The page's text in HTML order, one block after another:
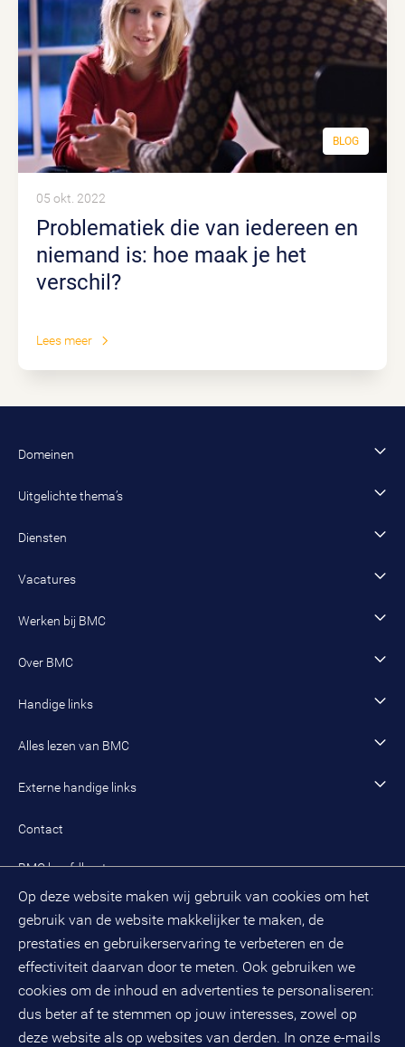
Op deze website maken wij gebruik van cookies om het
gebruik van de website makkelijker te maken, de
prestaties en gebruikerservaring te verbeteren en de
effectiviteit daarvan door te meten. Ook gebruiken we
cookies om de inhoud en advertenties te personaliseren:
dus beter af te stemmen op jouw interesses, zowel op
deze website als op websites van derden. In onze e-mails
BLOG
Problematiek die van iedereen en
niemand is: hoe maak je het
verschil?
05 okt. 2022
Lees meer
Domeinen
Financiën en control
Fysiek domein
Sociaal domein
Wonen en woningcorporaties
Uitgelichte thema’s
AIDiensten
Advies en onderzoek
Werving en selectie
Opleidingen
Vacatures
Vacature zoeken
Werken bij BMC
Werken als adviseur
Werken als managing consultant
Ons werk
Onze cultuur en organisatie
Over BMC
Onze organisatie
Handige links
Algemeen contact
Inloggen mijn BMC
Meest gestelde vragen mijn BMC
Evenementen
Alles lezen van BMC
Alle artikelen
Externe handige links
Public spirit
Contact
BMC hoofdkantoor
(033) 496 52 00
Databankweg 26 D
3821 ALAmersfoort
Postbus 490
3800 AL Amersfoort
KvK-nummer: 32078667
BTW-nummer: NL808663598B01